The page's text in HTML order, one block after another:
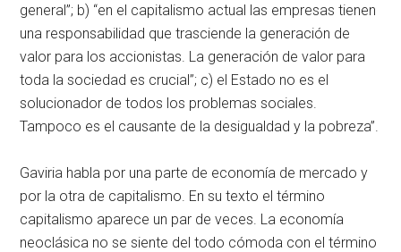
general”; b) “en el capitalismo actual las empresas tienen
una responsabilidad que trasciende la generación de
valor para los accionistas. La generación de valor para
toda la sociedad es crucial”; c) el Estado no es el
solucionador de todos los problemas sociales.
Tampoco es el causante de la desigualdad y la pobreza”.
Gaviria habla por una parte de economía de mercado y
por la otra de capitalismo. En su texto el término
capitalismo aparece un par de veces. La economía
neoclásica no se siente del todo cómoda con el término